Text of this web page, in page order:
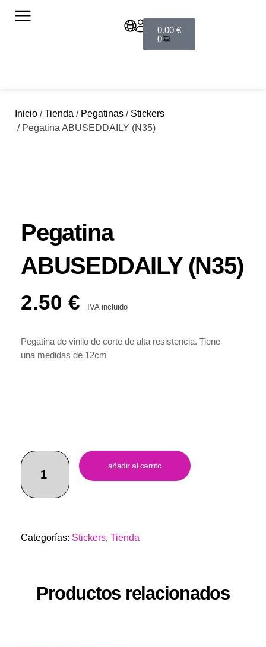
0.00 €
0
Inicio /Tienda / Pegatinas / Stickers
/ Pegatina ABUSEDDAILY (N35)
Pegatina
ABUSEDDAILY (N35)
2.50 € IVA incluido
Pegatina de vinilo de corte de alta resistencia. Tiene
una medidas de 12cm
añadir al carrito
Categorías: Stickers, Tienda
Productos relacionados